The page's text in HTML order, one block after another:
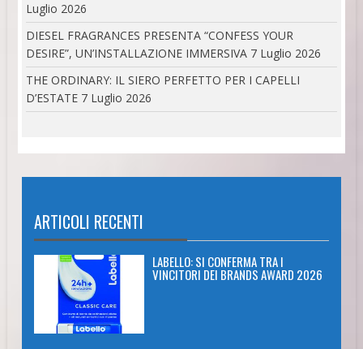
Luglio 2026
DIESEL FRAGRANCES PRESENTA “CONFESS YOUR
DESIRE”, UN’INSTALLAZIONE IMMERSIVA 7 Luglio 2026
THE ORDINARY: IL SIERO PERFETTO PER I CAPELLI
D’ESTATE 7 Luglio 2026
ARTICOLI RECENTI
LABELLO: SI CONFERMA TRA I
VINCITORI DEI BRANDS AWARD 2026